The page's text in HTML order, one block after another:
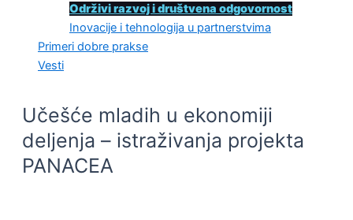
Održivi razvoj i društvena odgovornost
Inovacije i tehnologija u partnerstvima
Primeri dobre prakse
Vesti
Učešće mladih u ekonomiji
deljenja – istraživanja projekta
PANACEA